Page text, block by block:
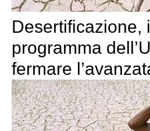
Desertificazione, il
programma
fermare